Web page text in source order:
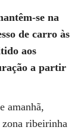
se na
de carro às
aos
a partir
amanhã,
zona ribeirinha